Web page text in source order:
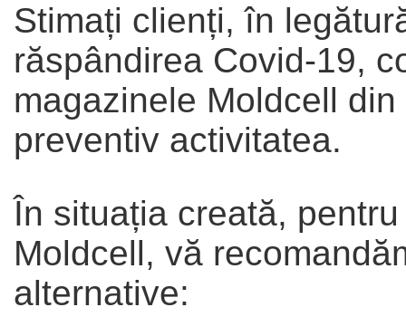
Stimați clienți, în
răspândirea Covid-19,
magazinele Moldcell
preventiv activitatea.
În situația creată,
Moldcell, vă
alternative: